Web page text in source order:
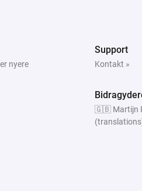
nyere
Support
Kontakt »
🇬🇧 Martijn